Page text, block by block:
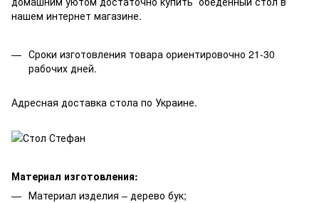
нашем интернет магазине.
Сроки изготовления товара ориентировочно 21-30
рабочих дней.
Адресная доставка стола по Украине.
Материал изготовления:
Материал изделия – дерево бук;